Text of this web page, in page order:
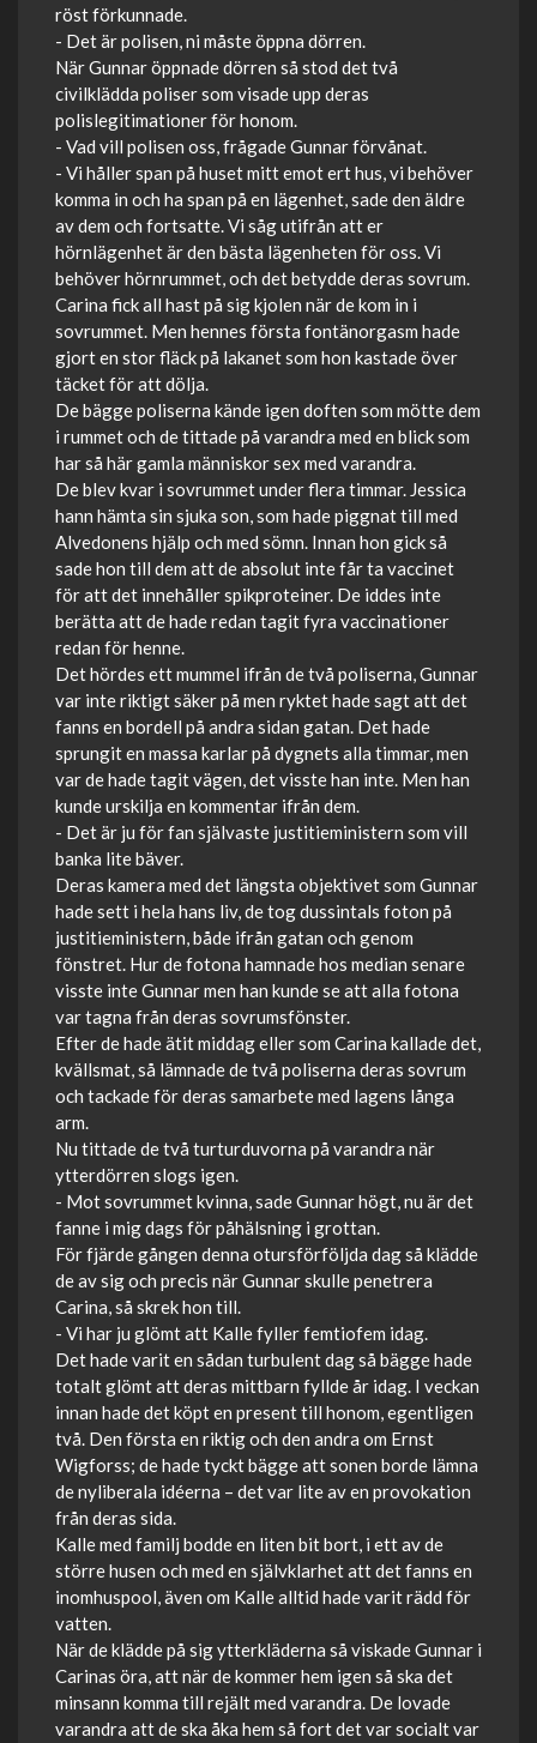
röst förkunnade.
- Det är polisen, ni måste öppna dörren.
När Gunnar öppnade dörren så stod det två
civilklädda poliser som visade upp deras
polislegitimationer för honom.
- Vad vill polisen oss, frågade Gunnar förvånat.
- Vi håller span på huset mitt emot ert hus, vi behöver
komma in och ha span på en lägenhet, sade den äldre
av dem och fortsatte. Vi såg utifrån att er
hörnlägenhet är den bästa lägenheten för oss. Vi
behöver hörnrummet, och det betydde deras sovrum.
Carina fick all hast på sig kjolen när de kom in i
sovrummet. Men hennes första fontänorgasm hade
gjort en stor fläck på lakanet som hon kastade över
täcket för att dölja.
De bägge poliserna kände igen doften som mötte dem
i rummet och de tittade på varandra med en blick som
har så här gamla människor sex med varandra.
De blev kvar i sovrummet under flera timmar. Jessica
hann hämta sin sjuka son, som hade piggnat till med
Alvedonens hjälp och med sömn. Innan hon gick så
sade hon till dem att de absolut inte får ta vaccinet
för att det innehåller spikproteiner. De iddes inte
berätta att de hade redan tagit fyra vaccinationer
redan för henne.
Det hördes ett mummel ifrån de två poliserna, Gunnar
var inte riktigt säker på men ryktet hade sagt att det
fanns en bordell på andra sidan gatan. Det hade
sprungit en massa karlar på dygnets alla timmar, men
var de hade tagit vägen, det visste han inte. Men han
kunde urskilja en kommentar ifrån dem.
- Det är ju för fan självaste justitieministern som vill
banka lite bäver.
Deras kamera med det längsta objektivet som Gunnar
hade sett i hela hans liv, de tog dussintals foton på
justitieministern, både ifrån gatan och genom
fönstret. Hur de fotona hamnade hos median senare
visste inte Gunnar men han kunde se att alla fotona
var tagna från deras sovrumsfönster.
Efter de hade ätit middag eller som Carina kallade det,
kvällsmat, så lämnade de två poliserna deras sovrum
och tackade för deras samarbete med lagens långa
arm.
Nu tittade de två turturduvorna på varandra när
ytterdörren slogs igen.
- Mot sovrummet kvinna, sade Gunnar högt, nu är det
fanne i mig dags för påhälsning i grottan.
För fjärde gången denna otursförföljda dag så klädde
de av sig och precis när Gunnar skulle penetrera
Carina, så skrek hon till.
- Vi har ju glömt att Kalle fyller femtiofem idag.
Det hade varit en sådan turbulent dag så bägge hade
totalt glömt att deras mittbarn fyllde år idag. I veckan
innan hade det köpt en present till honom, egentligen
två. Den första en riktig och den andra om Ernst
Wigforss; de hade tyckt bägge att sonen borde lämna
de nyliberala idéerna – det var lite av en provokation
från deras sida.
Kalle med familj bodde en liten bit bort, i ett av de
större husen och med en självklarhet att det fanns en
inomhuspool, även om Kalle alltid hade varit rädd för
vatten.
När de klädde på sig ytterkläderna så viskade Gunnar i
Carinas öra, att när de kommer hem igen så ska det
minsann komma till rejält med varandra. De lovade
varandra att de ska åka hem så fort det var socialt var